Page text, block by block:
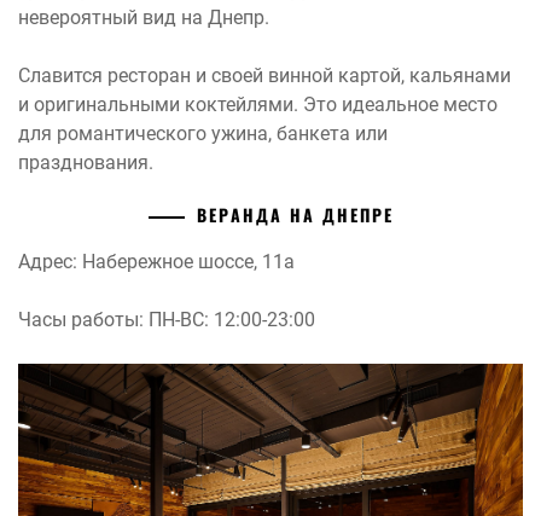
невероятный вид на Днепр.
Славится ресторан и своей винной картой, кальянами
и оригинальными коктейлями. Это идеальное место
для романтического ужина, банкета или
празднования.
ВЕРАНДА НА ДНЕПРЕ
Адрес: Набережное шоссе, 11а
Часы работы: ПН-ВС: 12:00-23:00